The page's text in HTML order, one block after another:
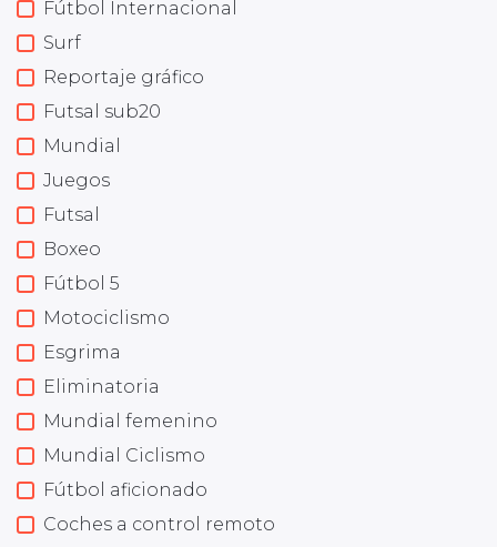
Fútbol Internacional
Surf
Reportaje gráfico
Futsal sub20
Mundial
Juegos
Futsal
Boxeo
Fútbol 5
Motociclismo
Esgrima
Eliminatoria
Mundial femenino
Mundial Ciclismo
Fútbol aficionado
Coches a control remoto